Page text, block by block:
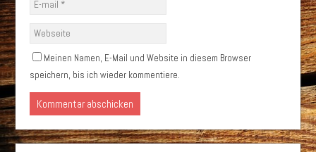
Meinen Namen, E-Mail und Website in diesem Browser
speichern, bis ich wieder kommentiere.